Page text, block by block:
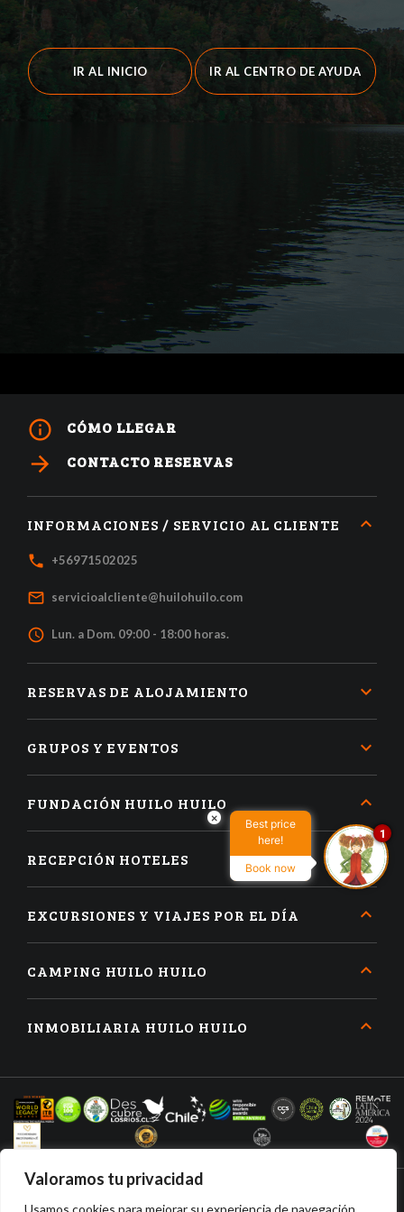
Valoramos tu privacidad
Usamos cookies para mejorar su experiencia de navegación,
IR AL INICIO IR AL CENTRO DE AYUDA
info_outline CÓMO LLEGAR
arrow_forward CONTACTO RESERVAS
INFORMACIONES / SERVICIO AL CLIENTE
local_phone +56971502025
mail_outline servicioalcliente@huilohuilo.com
access_time Lun. a Dom. 09:00 - 18:00 horas.
RESERVAS DE ALOJAMIENTO
GRUPOS Y EVENTOS
FUNDACIÓN HUILO HUILO
RECEPCIÓN HOTELES
EXCURSIONES Y VIAJES POR EL DÍA
CAMPING HUILO HUILO
INMOBILIARIA HUILO HUILO
×
Best price
here!
Book now
1